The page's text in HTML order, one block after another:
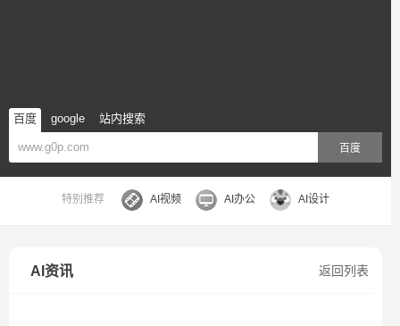
百度 google 站内搜索
百度
特别推荐 AI视频 AI办公 AI设计
返回列表
AI资讯